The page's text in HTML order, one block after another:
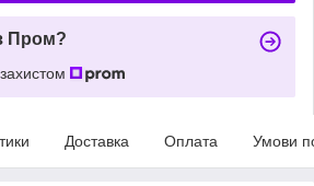
Пром?
Доставка Оплата Умови